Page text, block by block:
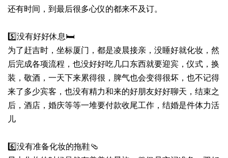
还有时间，到最后很多心仪的都来不及订。
5️⃣没有好好休息🛏
为了赶吉时，坐标厦门，都是凌晨接亲，没睡好就化妆，然
后完成各项流程，也没好好吃几口东西就要迎宾，仪式，换
装，敬酒，一天下来累得很，脾气也会变得很坏，也不记得
来了多少宾客，也没有精力和来的好朋友好好聊天，结束之
后，酒店，婚庆等等一堆要付款收尾工作，结婚是件体力活
儿
6️⃣没有准备化妆的拖鞋🩴